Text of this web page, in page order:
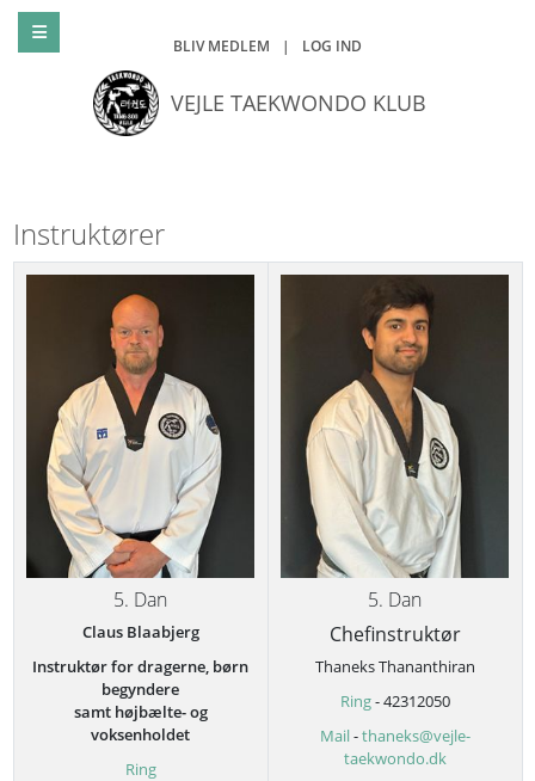
BLIV MEDLEM | LOG IND
VEJLE TAEKWONDO KLUB
Instruktører
5. Dan
Claus Blaabjerg
Instruktør for dragerne, børn
begyndere
samt højbælte- og
voksenholdet
Ring
5. Dan
Chefinstruktør
Thaneks Thananthiran
Ring- 42312050
Mail-thaneks@vejle-
taekwondo.dk